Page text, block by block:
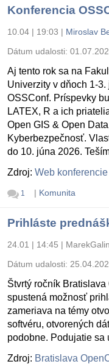
Konferencia
10.04 | 19:03 | Miroslav
Dátum udalosti:
Aj tento rok sa na
Univerzity v dňoch 1-
OSSConf. Príspevky
LATEX, R a ich
Open GIS & Open
Kyberbezpečnosť.
do 10. júna 2026.
Zdroj: Web konferencie
1 | Komunita
Prihláste
24.01 | 14:45 |
Dátum udalosti:
Štvrtý ročník
spustená možnosť
zameriava na témy
softvéru, otvorených
podobne. Podujatie sa
Zdroj: Bratislava